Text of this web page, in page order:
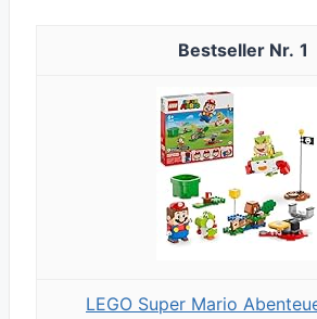
1
LEGO Super Mario